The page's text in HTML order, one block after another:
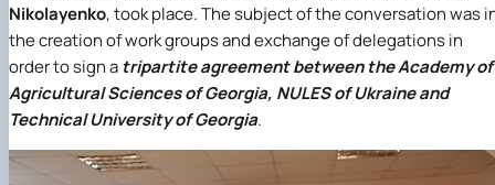
Nikolayenko, took place. The subject of the conversation was
the creation of work groups and exchange of delegations in
order to sign a tripartite agreement between the Academy of
Agricultural Sciences of Georgia, NULES of Ukraine and
Technical University of Georgia.